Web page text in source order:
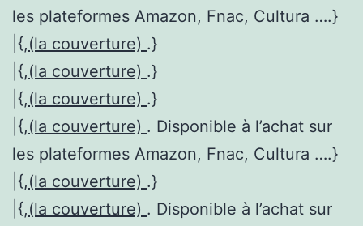
les plateformes Amazon, Fnac, Cultura ….}
|{,(la couverture) .}
|{,(la couverture) .}
|{,(la couverture) .}
|{,(la couverture) . Disponible à l’achat sur
les plateformes Amazon, Fnac, Cultura ….}
|{,(la couverture) .}
|{,(la couverture) . Disponible à l’achat sur